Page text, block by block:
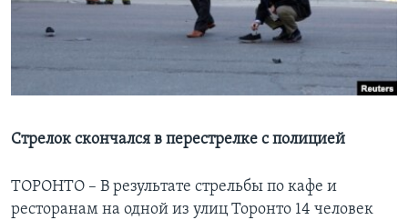
Learning English
Стрелок скончался в перестрелке с полицией
ТОРОНТО – В результате стрельбы по кафе и
ресторанам на одной из улиц Торонто 14 человек